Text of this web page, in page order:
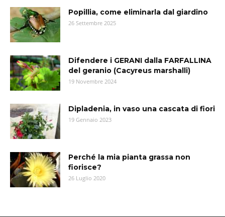
Popillia, come eliminarla dal giardino
26 Settembre 2025
Difendere i GERANI dalla FARFALLINA
del geranio (Cacyreus marshalli)
19 Novembre 2024
Dipladenia, in vaso una cascata di fiori
19 Gennaio 2023
Perché la mia pianta grassa non
fiorisce?
26 Luglio 2020